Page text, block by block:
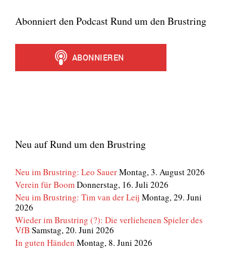
Abonniert den Podcast Rund um den Brustring
Neu auf Rund um den Brustring
Neu im Brustring: Leo SauerMontag, 3. August 2026
Verein für BoomDonnerstag, 16. Juli 2026
Neu im Brustring: Tim van der Leij Montag, 29. Juni
2026
Wieder im Brustring (?): Die verliehenen Spieler des
VfB Samstag, 20. Juni 2026
In guten Händen Montag, 8. Juni 2026